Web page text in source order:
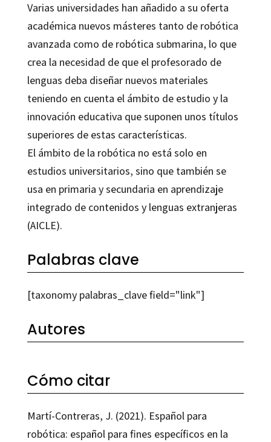
Varias universidades han añadido a su oferta
académica nuevos másteres tanto de robótica
avanzada como de robótica submarina, lo que
crea la necesidad de que el profesorado de
lenguas deba diseñar nuevos materiales
teniendo en cuenta el ámbito de estudio y la
innovación educativa que suponen unos títulos
superiores de estas características.
El ámbito de la robótica no está solo en
estudios universitarios, sino que también se
usa en primaria y secundaria en aprendizaje
integrado de contenidos y lenguas extranjeras
(AICLE).
Palabras clave
[taxonomy palabras_clave field="link"]
Autores
Cómo citar
Martí-Contreras, J. (2021). Español para
robótica: español para fines específicos en la